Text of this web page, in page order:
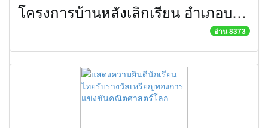
โครงการบ้านหลังเลิกเรียน อำเภอบางปะอิน
อ่าน 8373